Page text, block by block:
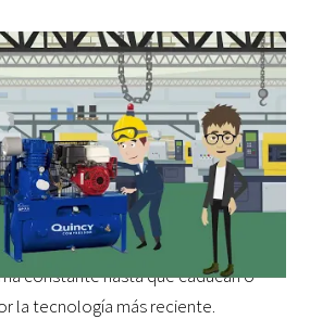
entre el
preventivo y el
de aire
pequeñas, el mantenimiento es un
que consiste en recargar tóneres y
Esencialmente, el
es lo que se realiza en equipos
constante hasta que caducan o
la tecnología más reciente.